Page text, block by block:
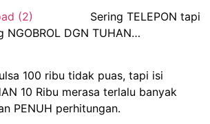
Sering TELEPON tapi
NGOBROL DGN TUHAN…
100 ribu tidak puas, tapi isi
10 Ribu merasa terlalu banyak
PENUH perhitungan.